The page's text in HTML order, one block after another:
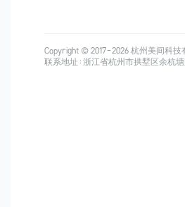
Copyright © 2017-2026杭州美间科技
联系地址：浙江省杭州市拱墅区余杭